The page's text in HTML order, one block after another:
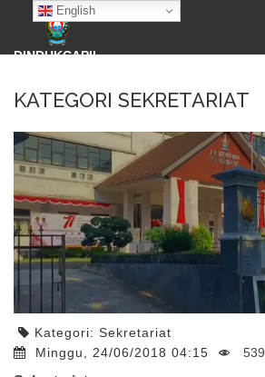
English
DINDUKCAPIL
KATEGORI SEKRETARIAT
Kategori: Sekretariat
Minggu, 24/06/2018 04:15
539